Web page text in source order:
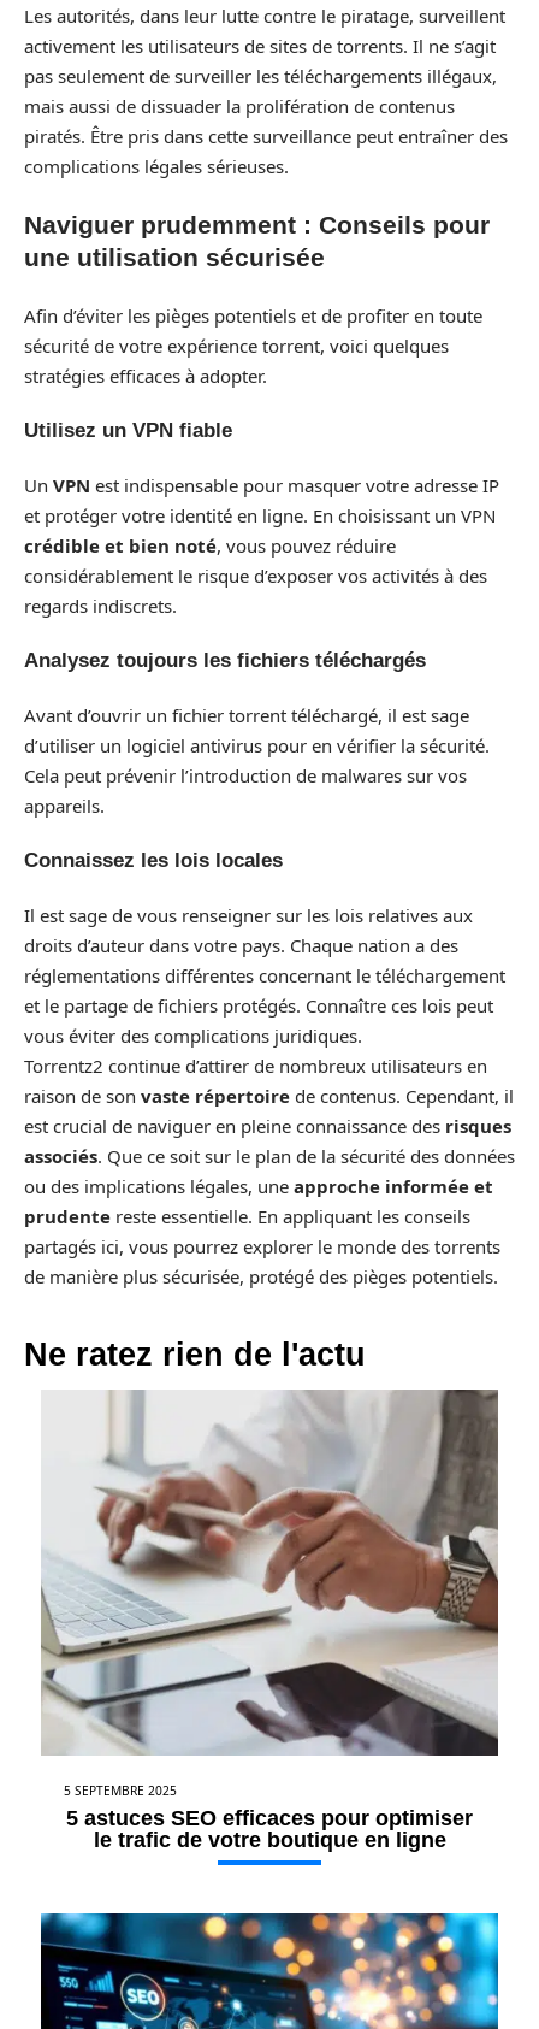
Les autorités, dans leur lutte contre le piratage, surveillent
activement les utilisateurs de sites de torrents. Il ne s’agit
pas seulement de surveiller les téléchargements illégaux,
mais aussi de dissuader la prolifération de contenus
piratés. Être pris dans cette surveillance peut entraîner des
complications légales sérieuses.
Naviguer prudemment : Conseils pour
une utilisation sécurisée
Afin d’éviter les pièges potentiels et de profiter en toute
sécurité de votre expérience torrent, voici quelques
stratégies efficaces à adopter.
Utilisez un VPN fiable
Un VPN est indispensable pour masquer votre adresse IP
et protéger votre identité en ligne. En choisissant un VPN
crédible et bien noté, vous pouvez réduire
considérablement le risque d’exposer vos activités à des
regards indiscrets.
Analysez toujours les fichiers téléchargés
Avant d’ouvrir un fichier torrent téléchargé, il est sage
d’utiliser un logiciel antivirus pour en vérifier la sécurité.
Cela peut prévenir l’introduction de malwares sur vos
appareils.
Connaissez les lois locales
Il est sage de vous renseigner sur les lois relatives aux
droits d’auteur dans votre pays. Chaque nation a des
réglementations différentes concernant le téléchargement
et le partage de fichiers protégés. Connaître ces lois peut
vous éviter des complications juridiques.
Torrentz2 continue d’attirer de nombreux utilisateurs en
raison de son vaste répertoire de contenus. Cependant, il
est crucial de naviguer en pleine connaissance des risques
associés. Que ce soit sur le plan de la sécurité des données
ou des implications légales, une approche informée et
prudente reste essentielle. En appliquant les conseils
partagés ici, vous pourrez explorer le monde des torrents
de manière plus sécurisée, protégé des pièges potentiels.
Ne ratez rien de l'actu
5 SEPTEMBRE 2025
5 astuces SEO efficaces pour optimiser
le trafic de votre boutique en ligne